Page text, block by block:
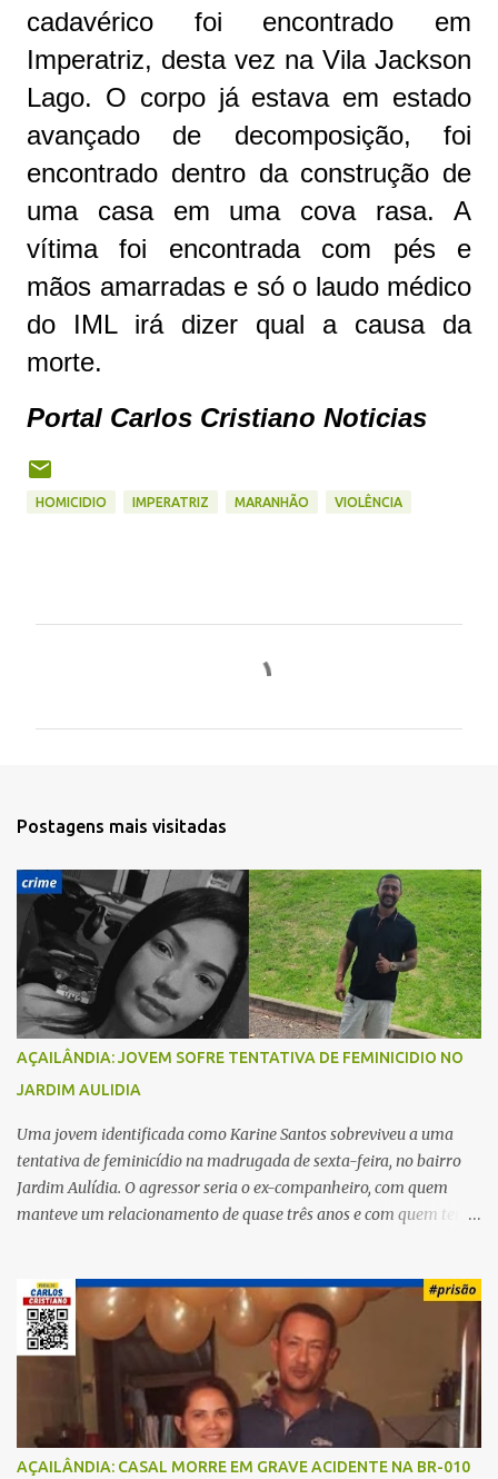
cadavérico foi encontrado em
Imperatriz, desta vez na Vila Jackson
Lago. O corpo já estava em estado
avançado de decomposição, foi
encontrado dentro da construção de
uma casa em uma cova rasa. A
vítima foi encontrada com pés e
mãos amarradas e só o laudo médico
do IML irá dizer qual a causa da
morte.
Portal Carlos Cristiano Noticias
HOMICIDIO IMPERATRIZ MARANHÃO VIOLÊNCIA
r
Postagens mais visitadas
AÇAILÂNDIA: JOVEM SOFRE TENTATIVA DE FEMINICIDIO NO
JARDIM AULIDIA
Uma jovem identificada como Karine Santos sobreviveu a uma
tentativa de feminicídio na madrugada de sexta-feira, no bairro
Jardim Aulídia. O agressor seria o ex-companheiro, com quem
manteve um relacionamento de quase três anos e com quem tem
ela deixou claro que não queria. Naquela noite, a vítima recebeu o
convite de um amigo para ir a uma festa. Ao chegar ao local,
percebeu que o ex também estava presente, mas permaneceu
tranquila durante todo o evento. O ataque aconteceu quando
Karine retornava para casa, por volta das 5h40 da manhã.
“Quando cheguei, ele estava escondido. Assim que me viu, entrou
no carro e começou a me atacar com uma faca, atingindo também
AÇAILÂNDIA: CASAL MORRE EM GRAVE ACIDENTE NA BR-010